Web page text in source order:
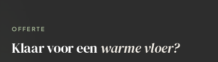
OFFERTE
Klaar voor eenwarme vloer?